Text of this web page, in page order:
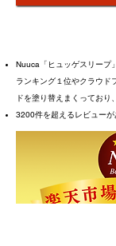
Nuuca「ヒュッゲスリープ
ランキング１位やクラウド
ドを塗り替えまくっており
3200件を超えるレビューが